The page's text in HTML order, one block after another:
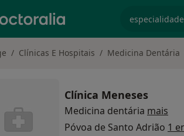
Clínicas E Hospitais Medicina Dentária
Clínica Meneses
Medicina dentária mais
Póvoa de Santo Adrião 1